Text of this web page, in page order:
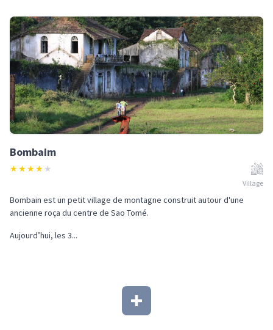
Bombaim
★★★★ ★
Village
Bombain est un petit village de montagne construit autour d'une
ancienne roça du centre de Sao Tomé.
Aujourd’hui, les 3...